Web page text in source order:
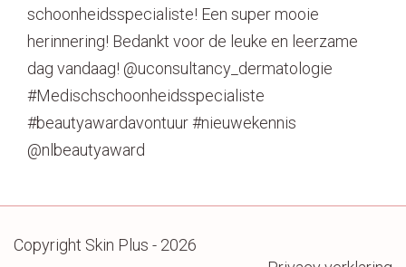
schoonheidsspecialiste! Een super mooie
herinnering!️ Bedankt voor de leuke en leerzame
dag vandaag! @uconsultancy_dermatologie
#Medischschoonheidsspecialiste
#beautyawardavontuur #nieuwekennis
@nlbeautyaward
Copyright Skin Plus - 2026